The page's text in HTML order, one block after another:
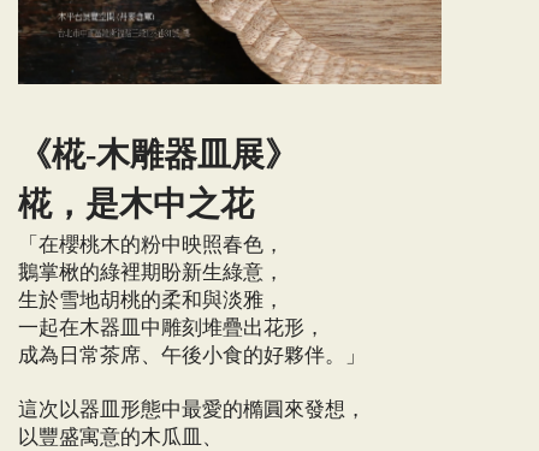
《椛-木雕器皿展》
椛，是木中之花
「在櫻桃木的粉中映照春色，
鵝掌楸的綠裡期盼新生綠意，
生於雪地胡桃的柔和與淡雅，
一起在木器皿中雕刻堆疊出花形，
成為日常茶席、午後小食的好夥伴。」
這次以器皿形態中最愛的橢圓來發想，
以豐盛寓意的木瓜皿、